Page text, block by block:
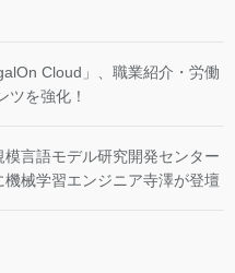
Cloud」、職業紹介・労働
ツを強化！
言語モデル研究開発センター
械学習エンジニア寺澤が登壇